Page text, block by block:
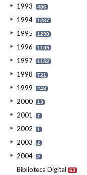
1993 486
1994 1287
1995 1298
1996 1109
1997 1152
1998 721
1999 243
2000 13
2001 7
2002 1
2003 2
2004 2
Biblioteca Digital 63